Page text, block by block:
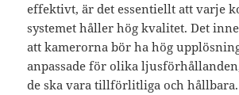
effektivt, är det essentiellt att varje
systemet håller hög kvalitet. Det
att kamerorna bör ha hög
anpassade för olika
de ska vara tillförlitliga och